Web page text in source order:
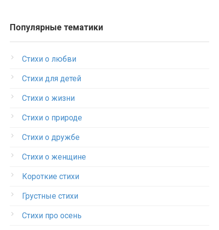
Популярные тематики
Стихи о любви
Стихи для детей
Стихи о жизни
Стихи о природе
Стихи о дружбе
Стихи о женщине
Короткие стихи
Грустные стихи
Стихи про осень